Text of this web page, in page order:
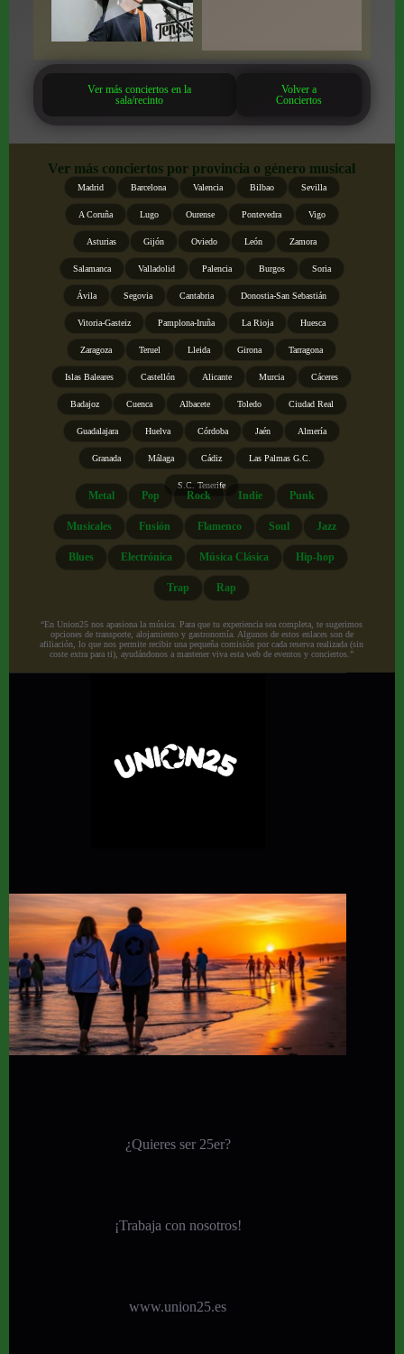
Ver más conciertos en la
sala/recinto
Volver a
Conciertos
Ver más conciertos por provincia o género musical
Madrid Barcelona Valencia Bilbao Sevilla
A Coruña Lugo Ourense Pontevedra Vigo
Asturias Gijón Oviedo León Zamora
Salamanca Valladolid Palencia Burgos Soria
Ávila Segovia Cantabria Donostia-San Sebastián
Vitoria-Gasteiz Pamplona-Iruña La Rioja Huesca
Zaragoza Teruel Lleida Girona Tarragona
Islas Baleares Castellón Alicante Murcia Cáceres
Badajoz Cuenca Albacete Toledo Ciudad Real
Guadalajara Huelva Córdoba Jaén Almería
Granada Málaga Cádiz Las Palmas G.C.
S.C. Tenerife
Metal Pop Rock Indie Punk
Musicales Fusión Flamenco Soul Jazz
Blues Electrónica Música Clásica Hip-hop
Trap Rap
“En Union25 nos apasiona la música. Para que tu experiencia sea completa, te sugerimos
opciones de transporte, alojamiento y gastronomía. Algunos de estos enlaces son de
afiliación, lo que nos permite recibir una pequeña comisión por cada reserva realizada (sin
coste extra para ti), ayudándonos a mantener viva esta web de eventos y conciertos.”
¿Quieres ser 25er?
¡Trabaja con nosotros!
www.union25.es